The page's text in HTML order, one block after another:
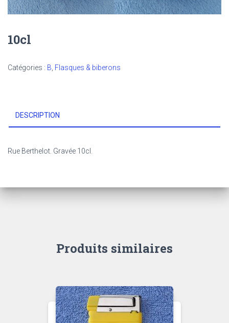
10cl
Catégories : B Flasques & biberons
DESCRIPTION
Rue Berthelot. Gravée 10cl.
Produits similaires